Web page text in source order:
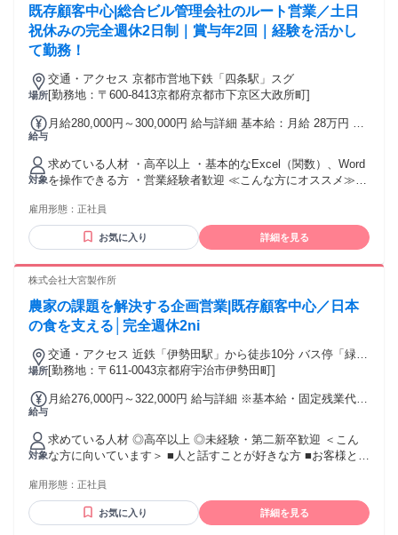
既存顧客中心|総合ビル管理会社のルート営業／土日
祝休みの完全週休2日制｜賞与年2回｜経験を活かし
て勤務！
場所
交通・アクセス 京都市営地下鉄「四条駅」スグ
[勤務地：〒600-8413京都府京都市下京区大政所町]
給与
月給280,000円～300,000円 給与詳細 基本給：月給 28万円 〜
れる通勤・皆勤・家族手当金額：なし 全員に一律で支払われ
るその他手当金額：なし 諸手当：被覆手当として2,000円(事
務職のみ) 【賞与】 年2回
対象
求めている人材 ・高卒以上 ・基本的なExcel（関数）、Word
を操作できる方 ・営業経験者歓迎 ≪こんな方にオススメ≫
く働きたい方 ・人の役に立つ仕事がしたい方 ・プライベート
と両立しながら働きたい方 年齢の条件と理由：あり（例外事
由3号のイ・35歳未満（長期勤続によるキャリア形成のた
雇用形態： 正社員
お気に入り 詳細を見る
株式会社大宮製作所
農家の課題を解決する企画営業|既存顧客中心／日本
の食を支える│完全週休2ni
場所
交通・アクセス 近鉄「伊勢田駅」から徒歩10分 バス停「緑ヶ
原」停から徒歩4分
[勤務地：〒611-0043京都府宇治市伊勢田町]
給与
月給276,000円～322,000円 給与詳細 ※基本給・固定残業代の
あたり3万6000円 〜 4万2000円（固定残業時間：1ヶ月あたり
20時間） 固定残業時間を超えた勤務時間については別途残業
代を支給する 【一律手当】 全員に一律で支払われる通勤・皆
勤・家族手当金額：あり 全員に一律で支払われるその他手当
給年1回 ★賞与年2回（業績による） ★残業手当支給（残業は
月5時間提程度） ★交通費支給 ∟公共交通機関をご利用の場
対象
求めている人材 ◎高卒以上 ◎未経験・第二新卒歓迎 ＜こん
な方に向いています＞ ■人と話すことが好きな方 ■お客様と長
きる方 ■地域に密着した仕事がしたい方 ■機械やものづくりに
興味がある方 人柄を重視した採用を行っています。 営業経験
がない方でも、 研修を通じて知識を身につけながら 成長して
雇用形態： 正社員
お気に入り 詳細を見る